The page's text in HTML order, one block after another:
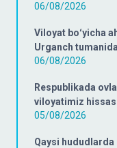
06/08/2026
Viloyat boʻyicha
Urganch
06/08/2026
Respublikada
viloyatimiz
05/08/2026
Qaysi